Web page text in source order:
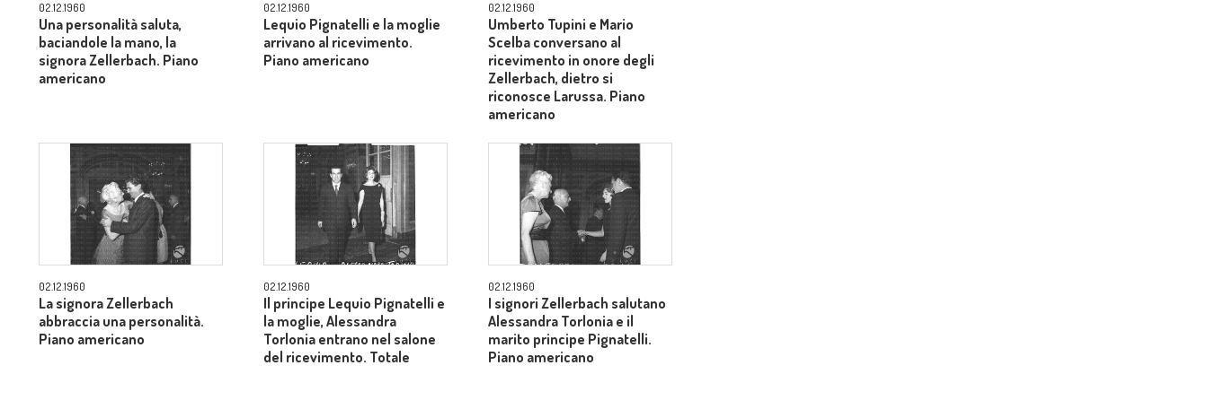
02.12.1960
Una personalità saluta,
baciandole la mano, la
signora Zellerbach. Piano
americano
02.12.1960
Lequio Pignatelli e la moglie
arrivano al ricevimento.
Piano americano
02.12.1960
Umberto Tupini e Mario
Scelba conversano al
ricevimento in onore degli
Zellerbach, dietro si
riconosce Larussa. Piano
americano
02.12.1960
La signora Zellerbach
abbraccia una personalità.
Piano americano
02.12.1960
Il principe Lequio Pignatelli e
la moglie, Alessandra
Torlonia entrano nel salone
del ricevimento. Totale
02.12.1960
I signori Zellerbach salutano
Alessandra Torlonia e il
marito principe Pignatelli.
Piano americano